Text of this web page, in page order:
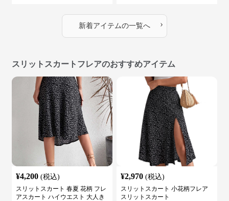
新着アイテムの一覧へ ›
スリットスカートフレアのおすすめアイテム
¥4,200 (税込)
スリットスカート 春夏 花柄 フレ
アスカート ハイウエスト 大人き
¥2,970 (税込)
スリットスカート 小花柄フレア
スリットスカート